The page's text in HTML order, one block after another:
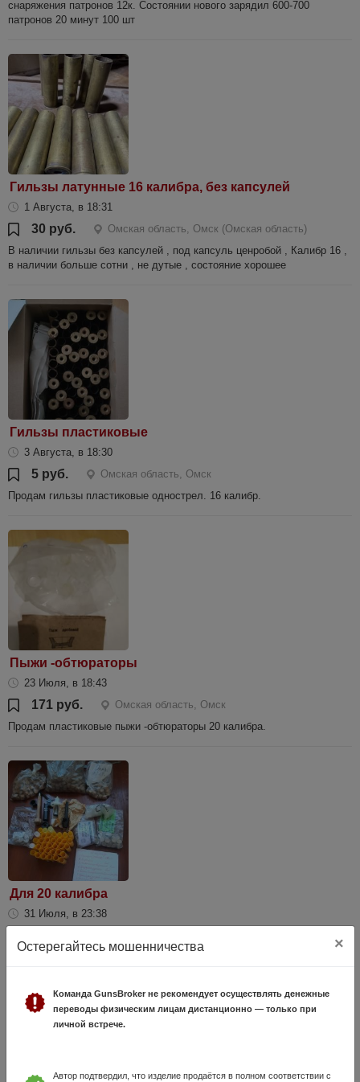
снаряжения патронов 12к. Состоянии нового зарядил 600-700
патронов 20 минут 100 шт
Гильзы латунные 16 калибра, без капсулей
1 Августа, в 18:31
30 руб.
Омская область, Омск (Омская область)
В наличии гильзы без капсулей , под капсуль ценробой , Калибр 16 ,
в наличии больше сотни , не дутые , состояние хорошее
Гильзы пластиковые
3 Августа, в 18:30
5 руб.
Омская область, Омск
Продам гильзы пластиковые однострел. 16 калибр.
Пыжи -обтюраторы
23 Июля, в 18:43
171 руб.
Омская область, Омск
Продам пластиковые пыжи -обтюраторы 20 калибра.
Для 20 калибра
31 Июля, в 23:38
20 калибр: 1) гильзы новые 34шт. 2) Барклай 1 шт. 3) Навойник с
Прокладка...
Остерегайтесь мошенничества ×
Команда GunsBroker не рекомендует осуществлять денежные
переводы физическим лицам дистанционно — только при
личной встрече.
Автор подтвердил, что изделие продаётся в полном соответствии с